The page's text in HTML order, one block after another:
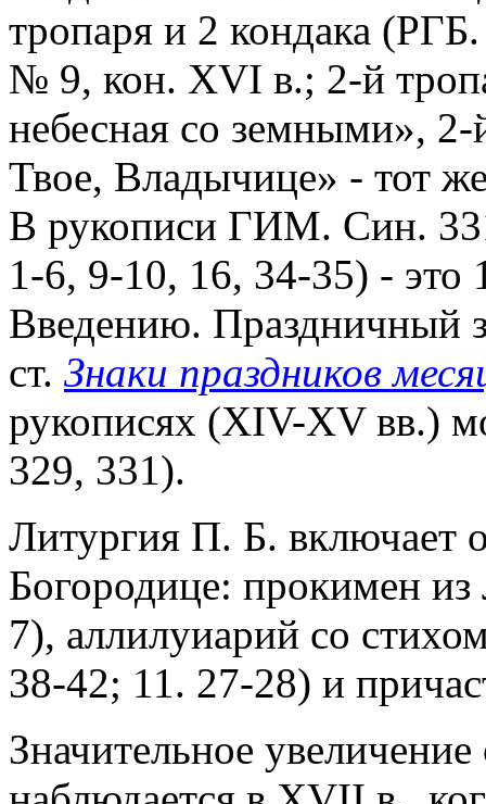
тропаря и 2 кондака
№ 9, кон. XVI в.; 2-й
небесная со земными», 2-
Твое, Владычице» - тот
В рукописи ГИМ. Син.
1-6, 9-10, 16, 34-35) - это
Введению. Праздничный
ст. Знаки праздников
рукописях (XIV-XV вв.)
329, 331).
Литургия П. Б. включает
Богородице: прокимен
7), аллилуиарий со
38-42; 11. 27-28) и
Значительное